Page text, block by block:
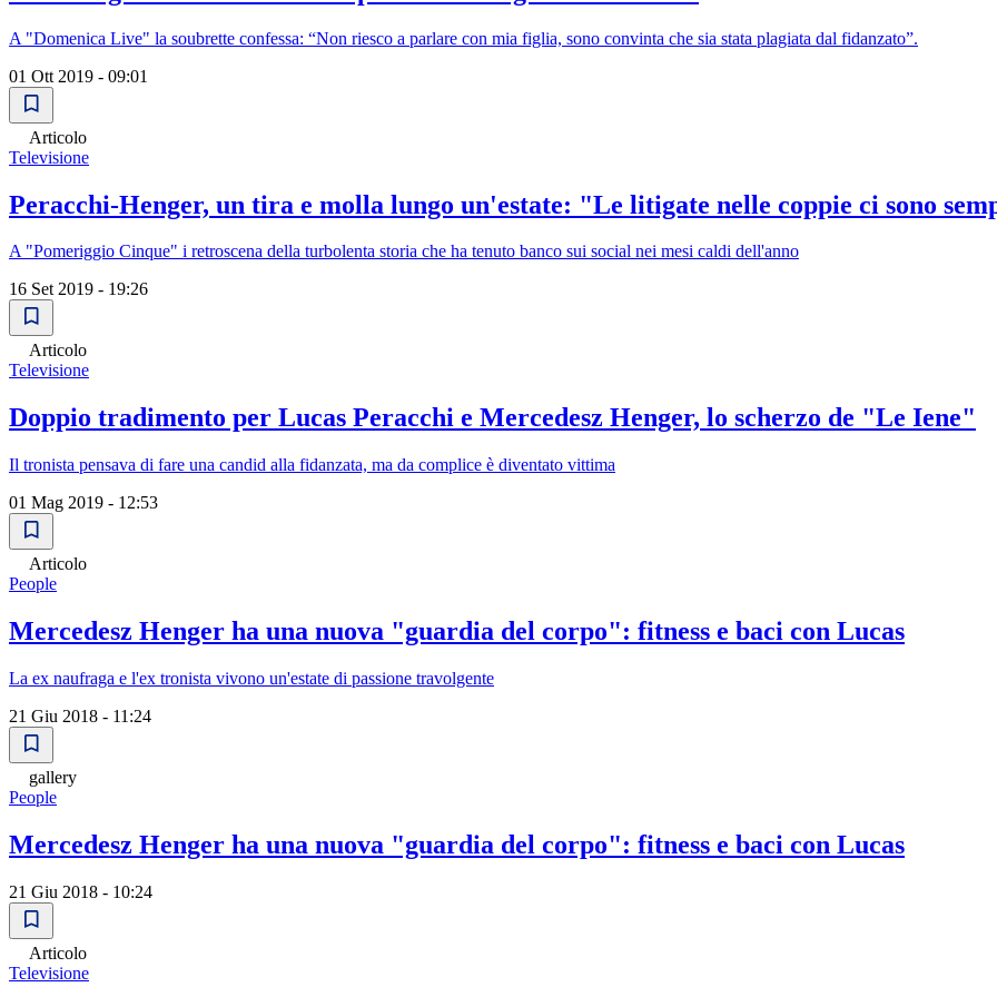
A "Domenica Live" la soubrette confessa: “Non riesco a parlare con mia figlia, sono convinta che sia stata plagiata dal fidanzato”.
01 Ott 2019 - 09:01
Articolo
Televisione
Peracchi-Henger, un tira e molla lungo un'estate: "Le litigate nelle coppie ci sono
A "Pomeriggio Cinque" i retroscena della turbolenta storia che ha tenuto banco sui social nei mesi caldi dell'anno
16 Set 2019 - 19:26
Articolo
Televisione
Doppio tradimento per Lucas Peracchi e Mercedesz Henger, lo scherzo de "Le Iene"
Il tronista pensava di fare una candid alla fidanzata, ma da complice è diventato vittima
01 Mag 2019 - 12:53
Articolo
People
Mercedesz Henger ha una nuova "guardia del corpo": fitness e baci con Lucas
La ex naufraga e l'ex tronista vivono un'estate di passione travolgente
21 Giu 2018 - 11:24
gallery
People
Mercedesz Henger ha una nuova "guardia del corpo": fitness e baci con Lucas
21 Giu 2018 - 10:24
Articolo
Televisione